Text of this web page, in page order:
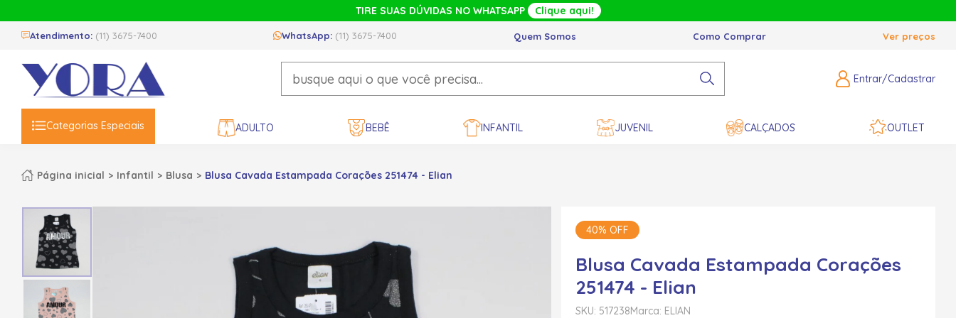
TIRE SUAS DÚVIDAS NO WHATSAPP Clique aqui!
Atendimento: (11) 3675-7400 WhatsApp: (11) 3675-7400 Quem Somos Como Comprar Ver preços
Entrar/Cadastrar
Categorias Especiais ADULTO BEBÊ INFANTIL JUVENIL CALÇADOS OUTLET
Página inicial Infantil Blusa Blusa Cavada Estampada Corações 251474 - Elian
40% OFF
Blusa Cavada Estampada Corações
251474 - Elian
SKU: 517238Marca: ELIAN